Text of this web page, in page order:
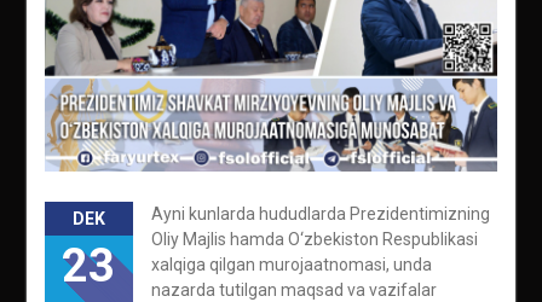
DEK
23
Ayni kunlarda hududlarda Prezidentimizning
Oliy Majlis hamda O‘zbekiston Respublikasi
xalqiga qilgan murojaatnomasi, unda
nazarda tutilgan maqsad va vazifalar